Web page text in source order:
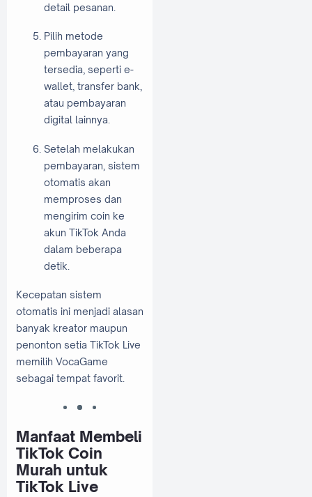
detail pesanan.
Pilih metode
pembayaran yang
tersedia, seperti e-
wallet, transfer bank,
atau pembayaran
digital lainnya.
Setelah melakukan
pembayaran, sistem
otomatis akan
memproses dan
mengirim coin ke
akun TikTok Anda
dalam beberapa
detik.
Kecepatan sistem
otomatis ini menjadi alasan
banyak kreator maupun
penonton setia TikTok Live
memilih VocaGame
sebagai tempat favorit.
Manfaat Membeli
TikTok Coin
Murah untuk
TikTok Live